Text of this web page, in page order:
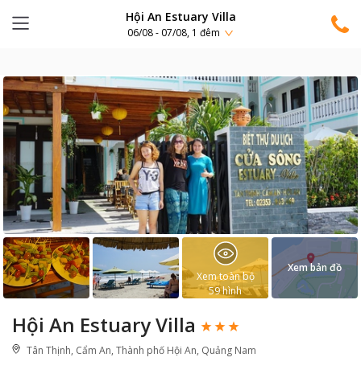
Hội An Estuary Villa
06/08 - 07/08, 1 đêm
Hội An Estuary Villa
Tân Thịnh, Cẩm An, Thành phố Hội An, Quảng Nam
Xem toàn bộ
59hình
Xem bản đồ